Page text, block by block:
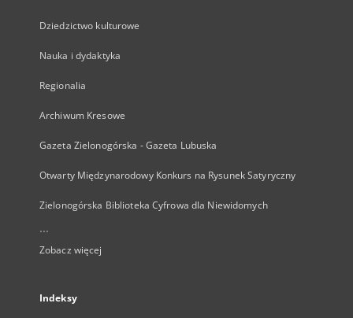
Dziedzictwo kulturowe
Nauka i dydaktyka
Regionalia
Archiwum Kresowe
Gazeta Zielonogórska - Gazeta Lubuska
Otwarty Międzynarodowy Konkurs na Rysunek Satyryczny
Zielonogórska Biblioteka Cyfrowa dla Niewidomych
...
Zobacz więcej
Indeksy